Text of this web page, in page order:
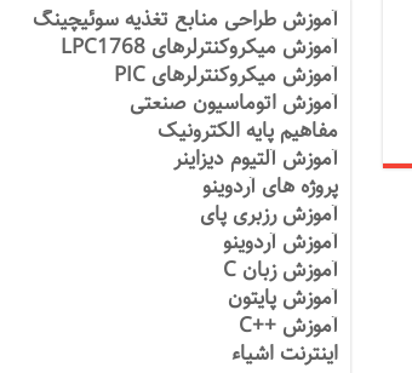
آموزش طراحی منابع تغذیه سوئیچینگ
آموزش میکروکنترلرهای LPC1768
آموزش میکروکنترلرهای PIC
آموزش اتوماسیون صنعتی
مفاهیم پایه الکترونیک
آموزش آلتیوم دیزاینر
پروژه های آردوینو
آموزش رزبری پای
آموزش آردوینو
آموزش زبان C
آموزش پایتون
آموزش ++C
اینترنت اشیاء